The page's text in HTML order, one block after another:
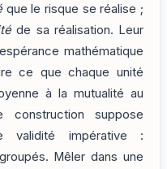
que le risque se réalise ;
de sa réalisation. Leur
mathématique
ce que chaque unité
à la mutualité au
suppose
validité impérative :
Mêler dans une